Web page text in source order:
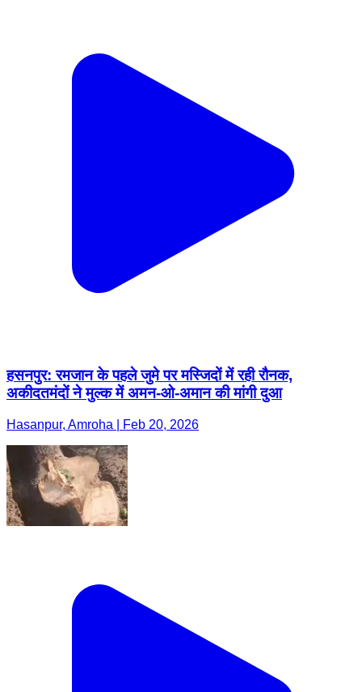
हसनपुर: रमजान के पहले जुमे पर मस्जिदों में रही रौनक,
अकीदतमंदों ने मुल्क में अमन-ओ-अमान की मांगी दुआ
Hasanpur, Amroha | Feb 20, 2026